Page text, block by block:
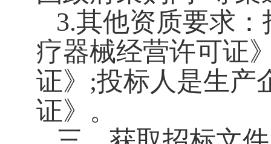
3.其他资质要求
疗器械经营许可证
证》;投标人是生产
证》。